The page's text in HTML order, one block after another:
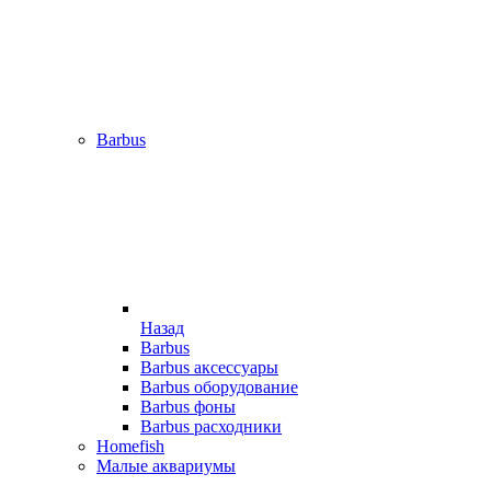
Barbus
Назад
Barbus
Barbus аксессуары
Barbus оборудование
Barbus фоны
Barbus расходники
Homefish
Малые аквариумы